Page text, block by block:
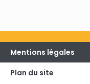
Mentions légales
Plan du site